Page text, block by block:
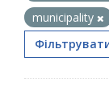
municipality